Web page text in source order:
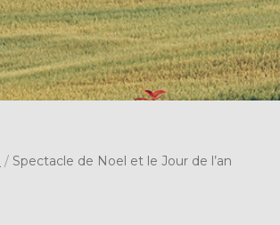
/ Spectacle de Noel et le Jour de l’an